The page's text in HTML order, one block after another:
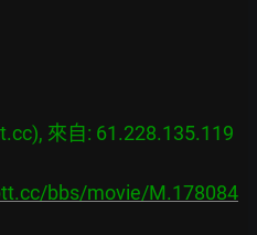
來自: 61.228.135.119
bbs/movie/M.178084